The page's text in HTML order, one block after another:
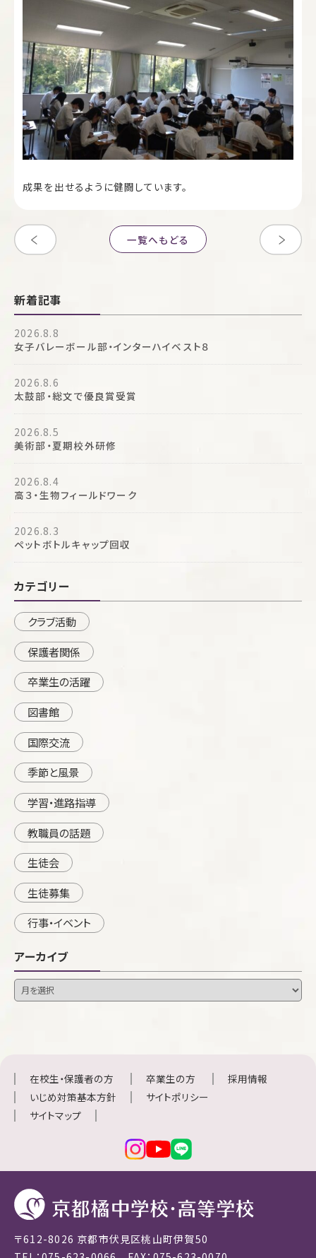
成果を出せるように健闘しています。
一覧へもどる
新着記事
2026.8.8
女子バレーボール部・インターハイベスト８
2026.8.6
太鼓部・総文で優良賞受賞
2026.8.5
美術部・夏期校外研修
2026.8.4
高３・生物フィールドワーク
2026.8.3
ペットボトルキャップ回収
カテゴリー
クラブ活動
保護者関係
卒業生の活躍
図書館
国際交流
季節と風景
学習・進路指導
教職員の話題
生徒会
生徒募集
行事・イベント
アーカイブ
在校生・保護者の方 卒業生の方
採用情報
いじめ対策基本方針
サイトポリシー
サイトマップ
〒612-8026 京都市伏見区桃山町伊賀50